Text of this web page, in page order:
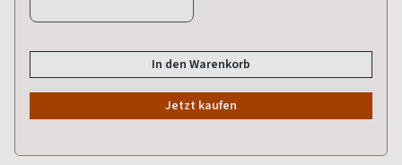
In den Warenkorb
Jetzt kaufen